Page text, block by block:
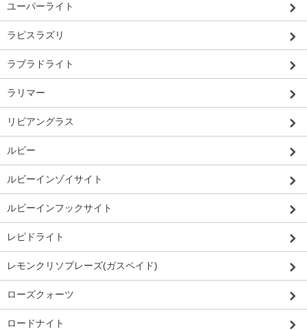
ユーパーライト
ラピスラズリ
ラブラドライト
ラリマー
リビアングラス
ルビー
ルビーインゾイサイト
ルビーインフックサイト
レピドライト
レモンクリソプレーズ(ガスペイド)
ローズクォーツ
ロードナイト